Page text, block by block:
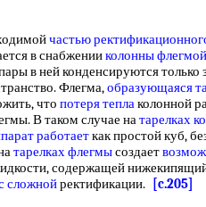
частью
в снабженииколонны флегмой
в ней конденсируются только
Флегма,образующаяся
что потеря теплаколонной
В таком случае натарелках
работаеткак простой куб,
тарелках флегмысоздает
содержащей
сложнойректификации.
[c.205]